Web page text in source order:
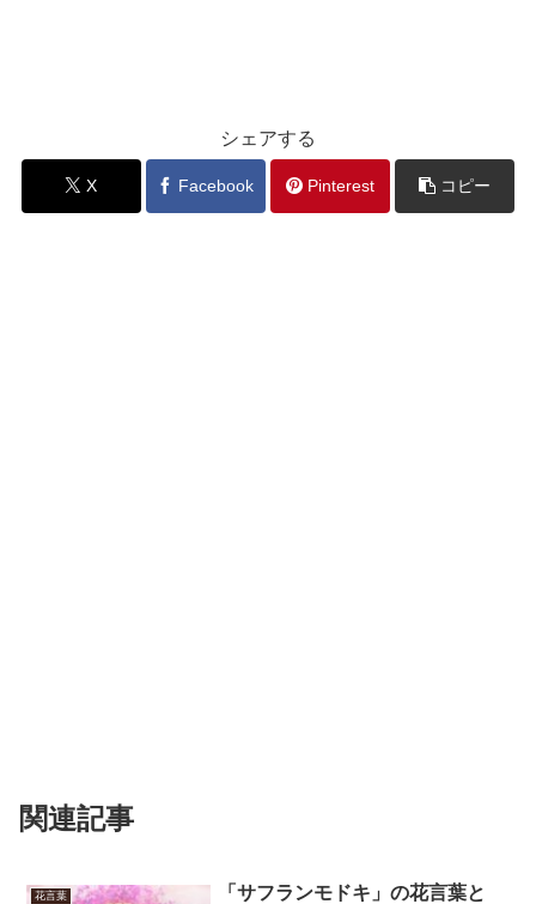
シェアする
X Facebook Pinterest コピー
関連記事
花言葉
「サフランモドキ」の花言葉と